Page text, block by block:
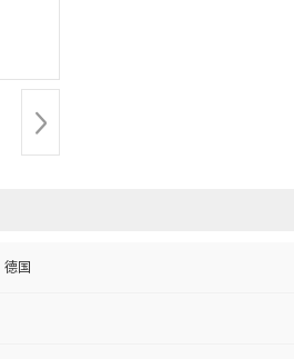
德国